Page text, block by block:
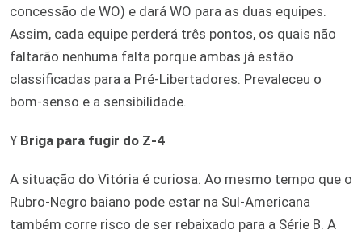
concessão de WO) e dará WO para as duas equipes.
Assim, cada equipe perderá três pontos, os quais não
faltarão nenhuma falta porque ambas já estão
classificadas para a Pré-Libertadores. Prevaleceu o
bom-senso e a sensibilidade.
ϒ Briga para fugir do Z-4
A situação do Vitória é curiosa. Ao mesmo tempo que o
Rubro-Negro baiano pode estar na Sul-Americana
também corre risco de ser rebaixado para a Série B. A